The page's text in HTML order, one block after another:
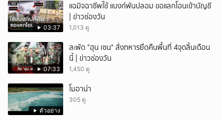
03:37
แฉมิจฉาชีพใช้ แบงก์พันปลอม ขอแลกโอนเข้าบัญชี
| ข่าวช่องวัน
1,013 ดู
07:33
สะพัด "ฮุน เซน" สั่งทหารยึดคืนพื้นที่ 4จุดสิ้นเดือน
นี้ | ข่าวช่องวัน
1,450 ดู
ตัวอย่าง
โมอาน่า
305 ดู